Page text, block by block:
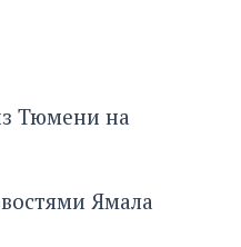
Тюмени на
Ямала